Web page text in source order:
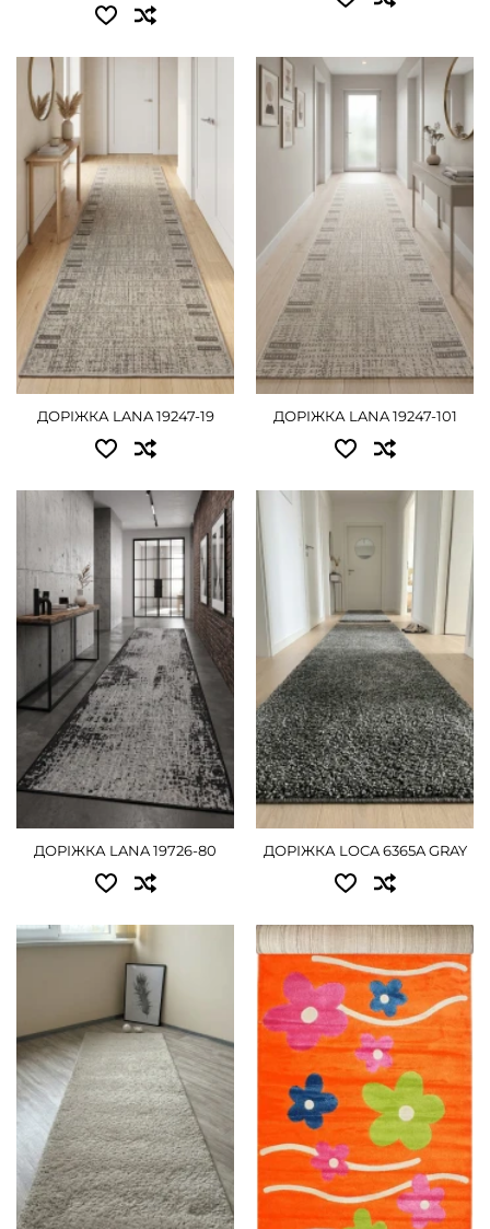
4.00 - 3735 грн
ДЕТАЛЬНІШЕ
Доступні розміри:
0.50 - 405 грн
0.60 - 495 грн
0.67 - 540 грн
0.80 - 630 грн
1.00 - 810 грн
1.20 - 990 грн
1.50 - 1215 грн
2.00 - 1620 грн
ДОРІЖКА LANA 19247-19
Доступні розміри:
0.50 - 405 грн
0.60 - 495 грн
0.67 - 540 грн
0.80 - 630 грн
1.00 - 810 грн
1.20 - 990 грн
1.50 - 1215 грн
2.00 - 1620 грн
ДОРІЖКА LANA 19247-101
Доступні розміри:
0.50 - 405 грн
0.60 - 495 грн
0.67 - 540 грн
0.80 - 630 грн
1.00 - 810 грн
1.20 - 990 грн
2.00 - 1620 грн
ДОРІЖКА LANA 19726-80
0.80 - 900 грн
1.00 - 1125 грн
1.50 - 1665 грн
2.00 - 2250 грн
ДЕТАЛЬНІШЕ
ДОРІЖКА LOCA 6365A GRAY
Доступні розміри:
1.00 - 765 грн
1.20 - 900 грн
1.50 - 1170 грн
2.50 - 1935 грн
3.00 - 2295 грн
Доступні розміри:
0.80 - 945 грн
1.00 - 1170 грн
1.20 - 1395 грн
ДЕТАЛЬНІШЕ